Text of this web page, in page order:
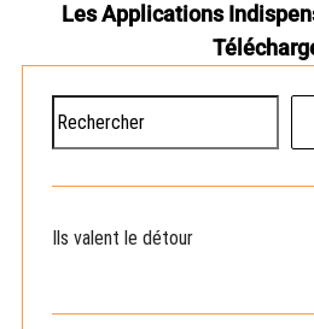
Les Applications
e
h
r Ils valent le détour